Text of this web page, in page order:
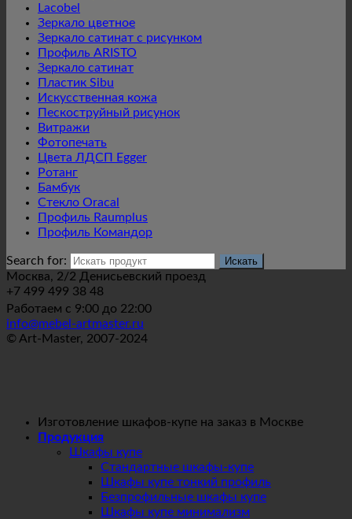
Lacobel
Зеркало цветное
Зеркало сатинат с рисунком
Профиль ARISTO
Зеркало сатинат
Пластик Sibu
Искусственная кожа
Пескоструйный рисунок
Витражи
Фотопечать
Цвета ЛДСП Egger
Ротанг
Бамбук
Стекло Oracal
Профиль Raumplus
Профиль Командор
Search for:
Москва, 2/2 Денисьевский проезд
+7 499 499 38 48
Работаем с 9:00 до 22:00
info@mebel-artmaster.ru
© Art-Master, 2007-2024
Изготовление шкафов-купе на заказ в Москве
Продукция
Шкафы купе
Стандартные шкафы-купе
Шкафы купе тонкий профиль
Безпрофильные шкафы купе
Шкафы купе минимализм